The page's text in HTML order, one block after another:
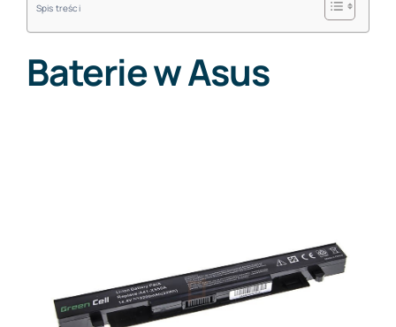
Spis treści
Baterie w Asus